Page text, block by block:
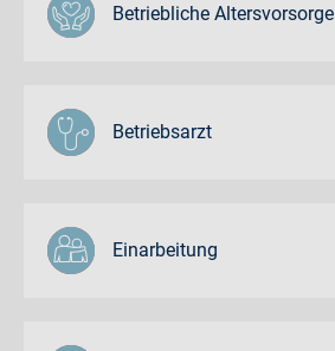
Betriebliche Altersvorsorge
Betriebsarzt
Einarbeitung